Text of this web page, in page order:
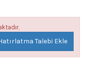
Talebi Ekle